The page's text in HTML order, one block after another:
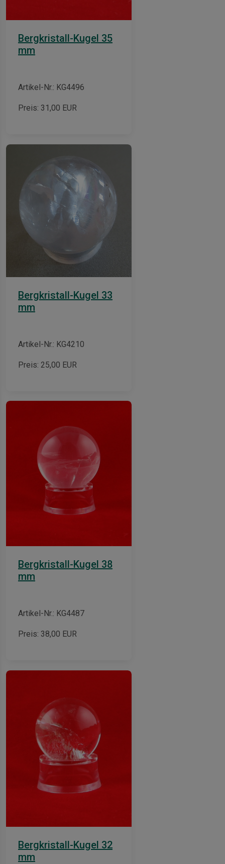
Bergkristall-Kugel 35
mm
Artikel-Nr.: KG4496
Preis: 31,00 EUR
Bergkristall-Kugel 33
mm
Artikel-Nr.: KG4210
Preis: 25,00 EUR
Bergkristall-Kugel 38
mm
Artikel-Nr.: KG4487
Preis: 38,00 EUR
Bergkristall-Kugel 32
mm